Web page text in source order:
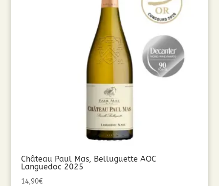
Château Paul Mas, Belluguette AOC
Languedoc 2025
14,90€